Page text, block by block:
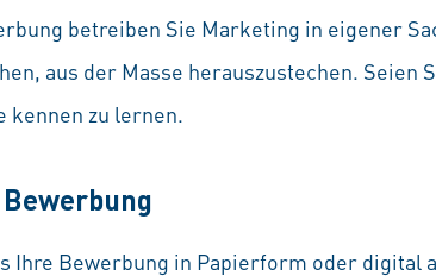
betreiben Sie Marketing in eigener
aus der Masse herauszustechen. Seien
kennen zu lernen.
Ihre Bewerbung in Papierform oder digital